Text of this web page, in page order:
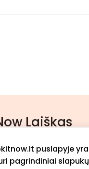
puslapyje
pagrindiniai
Laiškas